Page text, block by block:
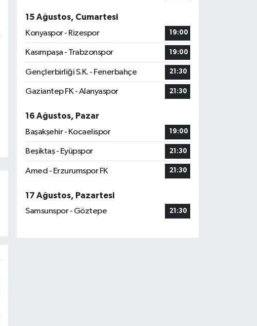
15 Ağustos, Cumartesi
Konyaspor - Rizespor
19:00
Kasımpaşa - Trabzonspor 19:00
Gençlerbirliği S.K. - Fenerbahçe 21:30
Gaziantep FK - Alanyaspor 21:30
16 Ağustos, Pazar
Başakşehir - Kocaelispor
19:00
Beşiktaş - Eyüpspor 21:30
Amed - Erzurumspor FK 21:30
17 Ağustos, Pazartesi
Samsunspor - Göztepe
21:30